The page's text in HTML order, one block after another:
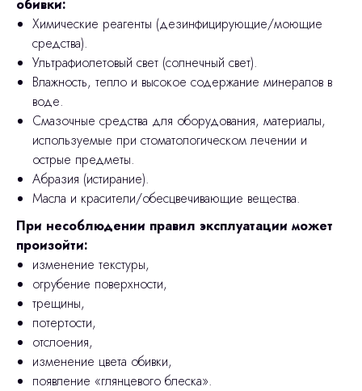
обивки:
Химические реагенты (дезинфицирующие/моющие
средства).
Ультрафиолетовый свет (солнечный свет).
Влажность, тепло и высокое содержание минералов в
воде.
Смазочные средства для оборудования, материалы,
используемые при стоматологическом лечении и
острые предметы.
Абразия (истирание).
Масла и красители/обесцвечивающие вещества.
При несоблюдении правил эксплуатации может
произойти:
изменение текстуры,
огрубение поверхности,
трещины,
потертости,
отслоения,
изменение цвета обивки,
появление «глянцевого блеска».